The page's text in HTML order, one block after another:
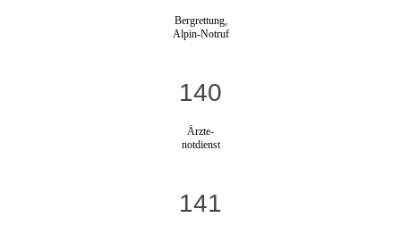
Bergrettung,
Alpin-Notruf
140
Ärzte-
notdienst
141